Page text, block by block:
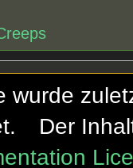
wurde
Der